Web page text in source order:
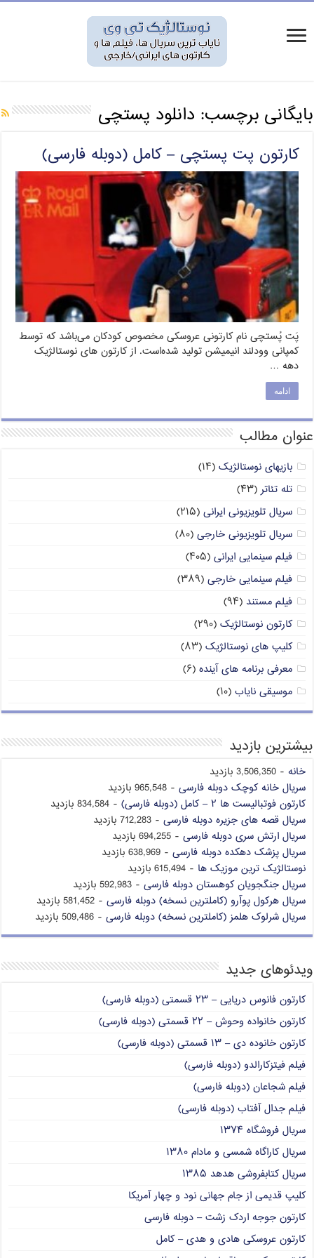
بایگانی برچسب: دانلود پستچی
کارتون پت پستچی – کامل (دوبله فارسی)
پَت پُستچی نام کارتونی عروسکی مخصوص کودکان می‌باشد که توسط
کمپانی وودلند انیمیشن تولید شده‌است. از کارتون های نوستالژیک
دهه …
ادامه
عنوان مطالب
بازیهای نوستالژیک (۱۴)
تله تئاتر (۴۳)
سریال تلویزیونی ایرانی (۲۱۵)
سریال تلویزیونی خارجی (۸۰)
فیلم سینمایی ایرانی (۴۰۵)
فیلم سینمایی خارجی (۳۸۹)
فیلم مستند (۹۴)
کارتون نوستالژیک (۲۹۰)
کلیپ های نوستالژیک (۸۳)
معرفی برنامه های آینده (۶)
موسیقی نایاب (۱۰)
بیشترین بازدید
خانه - 3,506,350 بازدید
سریال خانه کوچک دوبله فارسی - 965,548 بازدید
کارتون فوتبالیست ها ۲ – کامل (دوبله فارسی)
- 834,584 بازدید
سریال قصه های جزیره دوبله فارسی - 712,283 بازدید
سریال ارتش سری دوبله فارسی - 694,255 بازدید
سریال پزشک دهکده دوبله فارسی - 638,969 بازدید
نوستالژیک ترین موزیک ها - 615,494 بازدید
سریال جنگجویان کوهستان دوبله فارسی - 592,983 بازدید
سریال هرکول پوآرو (کاملترین نسخه) دوبله فارسی - 581,452 بازدید
سریال شرلوک هلمز (کاملترین نسخه) دوبله فارسی - 509,486 بازدید
ویدئوهای جدید
کارتون فانوس دریایی – ۲۳ قسمتی (دوبله فارسی)
کارتون خانواده وحوش – ۲۲ قسمتی (دوبله فارسی)
کارتون خانوده دی – ۱۳ قسمتی (دوبله فارسی)
فیلم فیتزکارالدو (دوبله فارسی)
فیلم شجاعان (دوبله فارسی)
فیلم جدال آفتاب (دوبله فارسی)
سریال فروشگاه ۱۳۷۴
سریال کاراگاه شمسی و مادام ۱۳۸۰
سریال کتابفروشی هدهد ۱۳۸۵
کلیپ قدیمی از جام جهانی نود و چهار آمریکا
کارتون جوجه اردک زشت – دوبله فارسی
کارتون عروسکی هادی و هدی – کامل